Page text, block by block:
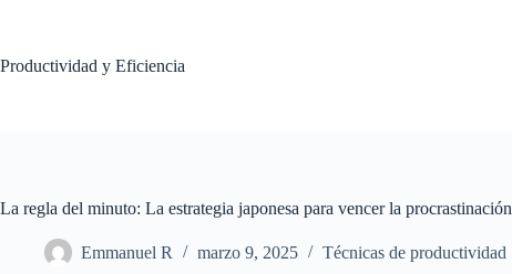
Productividad y Eficiencia
La regla del minuto: La estrategia japonesa para vencer la procrastinación
Emmanuel R marzo 9, 2025 Técnicas de productividad